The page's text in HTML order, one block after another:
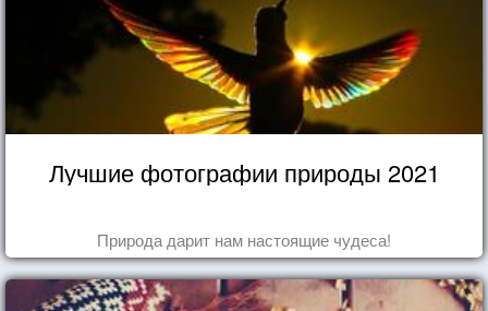
Лучшие фотографии природы 2021
Природа дарит нам настоящие чудеса!